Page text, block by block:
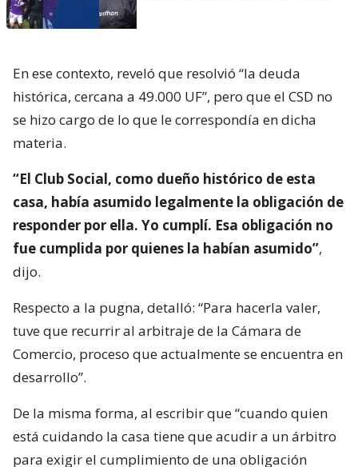
En ese contexto, reveló que resolvió “la deuda
histórica, cercana a 49.000 UF”, pero que el CSD no
se hizo cargo de lo que le correspondía en dicha
materia.
“El Club Social, como dueño histórico de esta
casa, había asumido legalmente la obligación de
responder por ella. Yo cumplí. Esa obligación no
fue cumplida por quienes la habían asumido”,
dijo.
Respecto a la pugna, detalló: “Para hacerla valer,
tuve que recurrir al arbitraje de la Cámara de
Comercio, proceso que actualmente se encuentra en
desarrollo”.
De la misma forma, al escribir que “cuando quien
está cuidando la casa tiene que acudir a un árbitro
para exigir el cumplimiento de una obligación